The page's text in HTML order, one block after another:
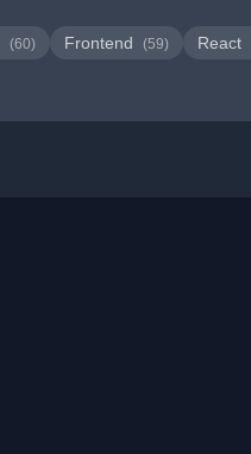
(60) Frontend (59) React